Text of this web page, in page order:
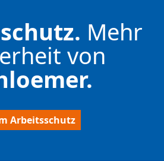
Mehr
von
Arbeitsschutz